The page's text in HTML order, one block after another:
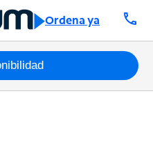
Ordena ya call